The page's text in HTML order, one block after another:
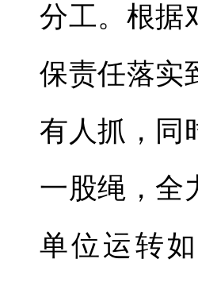
分工。根据
保责任落实
有人抓，同
一股绳，全
单位运转